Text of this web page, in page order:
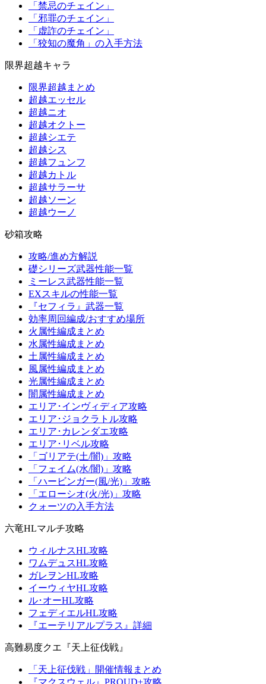
「禁忌のチェイン」
「邪罪のチェイン」
「虚詐のチェイン」
「狡知の魔角」の入手方法
限界超越キャラ
限界超越まとめ
超越エッセル
超越ニオ
超越オクトー
超越シエテ
超越シス
超越フュンフ
超越カトル
超越サラーサ
超越ソーン
超越ウーノ
砂箱攻略
攻略/進め方解説
礎シリーズ武器性能一覧
ミーレス武器性能一覧
EXスキルの性能一覧
『セフィラ』武器一覧
効率周回編成/おすすめ場所
火属性編成まとめ
水属性編成まとめ
土属性編成まとめ
風属性編成まとめ
光属性編成まとめ
闇属性編成まとめ
エリア･インヴィディア攻略
エリア･ジョクラトル攻略
エリア･カレンダエ攻略
エリア･リベル攻略
「ゴリアテ(土/闇)」攻略
「フェイム(水/闇)」攻略
「ハービンガー(風/光)」攻略
「エローシオ(火/光)」攻略
クォーツの入手方法
六竜HLマルチ攻略
ウィルナスHL攻略
ワムデュスHL攻略
ガレヲンHL攻略
イーウィヤHL攻略
ル･オーHL攻略
フェディエルHL攻略
『エーテリアルプラス』詳細
高難易度クエ『天上征伐戦』
「天上征伐戦」開催情報まとめ
『マクスウェル』PROUD+攻略